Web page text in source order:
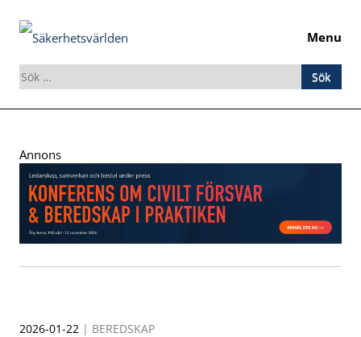
Menu
Sök
efter:
to
content
Annons
2026-01-22 | BEREDSKAP